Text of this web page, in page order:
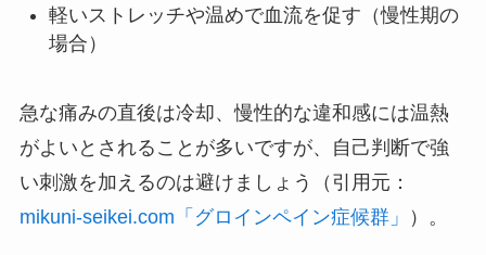
軽いストレッチや温めで血流を促す（慢性期の
場合）
急な痛みの直後は冷却、慢性的な違和感には温熱
がよいとされることが多いですが、自己判断で強
い刺激を加えるのは避けましょう（引用元：
mikuni-seikei.com「グロインペイン症候群」
）。